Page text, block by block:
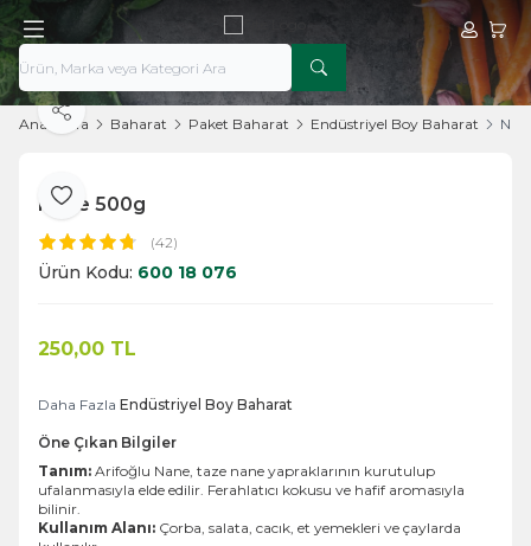
Hesabım
Ana Sayfa Baharat Paket Baharat Endüstriyel Boy Baharat
Favoriye Ekle
Paylaş
Nane 500g
(42)
Ürün Kodu: 600 18 076
250,00 TL
Daha Fazla Endüstriyel Boy Baharat
Öne Çıkan Bilgiler
Tanım: Arifoğlu Nane, taze nane yapraklarının kurutulup
ufalanmasıyla elde edilir. Ferahlatıcı kokusu ve hafif aromasıyla
bilinir.
Kullanım Alanı: Çorba, salata, cacık, et yemekleri ve çaylarda